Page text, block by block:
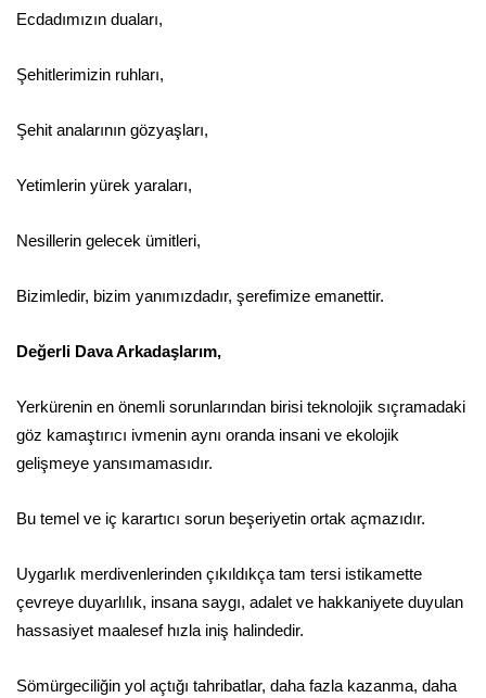
Ecdadımızın duaları,
Şehitlerimizin ruhları,
Şehit analarının gözyaşları,
Yetimlerin yürek yaraları,
Nesillerin gelecek ümitleri,
Bizimledir, bizim yanımızdadır, şerefimize emanettir.
Değerli Dava Arkadaşlarım,
Yerkürenin en önemli sorunlarından birisi teknolojik sıçramadaki
göz kamaştırıcı ivmenin aynı oranda insani ve ekolojik
gelişmeye yansımamasıdır.
Bu temel ve iç karartıcı sorun beşeriyetin ortak açmazıdır.
Uygarlık merdivenlerinden çıkıldıkça tam tersi istikamette
çevreye duyarlılık, insana saygı, adalet ve hakkaniyete duyulan
hassasiyet maalesef hızla iniş halindedir.
Sömürgeciliğin yol açtığı tahribatlar, daha fazla kazanma, daha